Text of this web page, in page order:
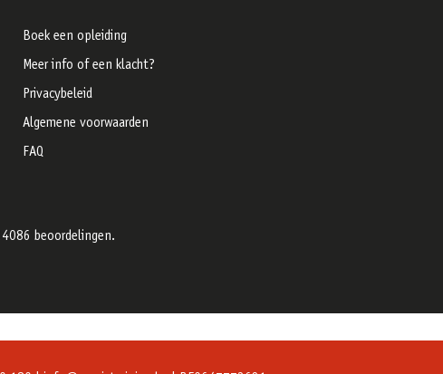
Boek een opleiding
Meer info of een klacht?
Privacybeleid
Algemene voorwaarden
FAQ
beoordelingen.